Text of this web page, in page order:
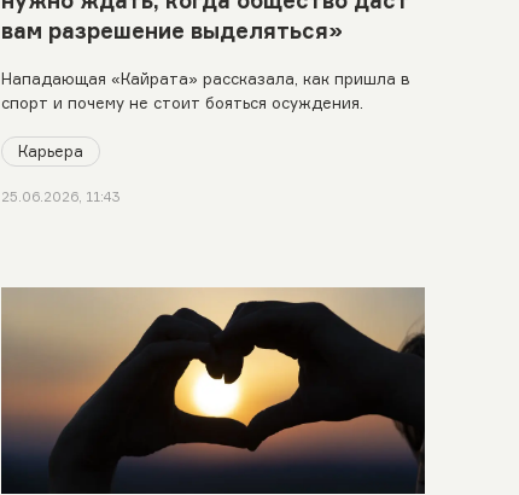
вам разрешение выделяться»
Нападающая «Кайрата» рассказала, как пришла в
спорт и почему не стоит бояться осуждения.
Карьера
25.06.2026, 11:43